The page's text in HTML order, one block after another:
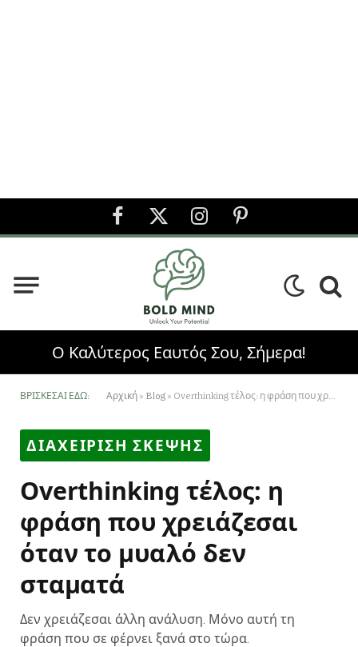
Facebook
X
(Twitter)
InstagramPinterest
Ο Καλύτερος Εαυτός Σου, Σήμερα!
ΒΡΊΣΚΕΣΑΙ ΕΔΏ: Αρχική» Blog» Overthinking τέλος: η φράση που χρειάζεσαι όταν το μυαλό δεν σταματά
ΔΙΑΧΕΙΡΙΣΗ ΣΚΕΨΗΣ
Overthinking τέλος: η
φράση που χρειάζεσαι
όταν το μυαλό δεν
σταματά
Δεν χρειάζεσαι άλλη ανάλυση. Μόνο αυτή τη
φράση που σε φέρνει ξανά στο τώρα.